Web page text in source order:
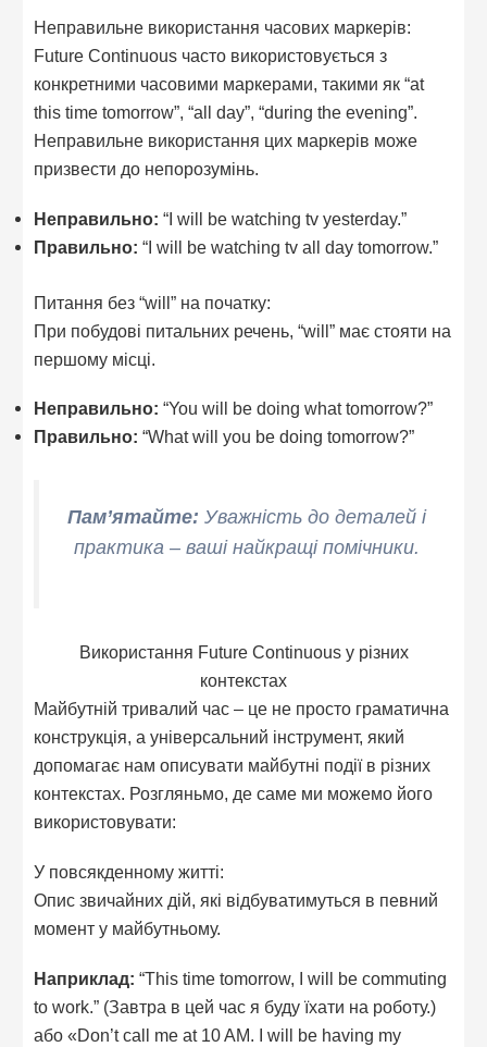
Неправильне використання часових маркерів:
Future Continuous часто використовується з
конкретними часовими маркерами, такими як “at
this time tomorrow”, “all day”, “during the evening”.
Неправильне використання цих маркерів може
призвести до непорозумінь.
Неправильно: “I will be watching tv yesterday.”
Правильно: “I will be watching tv all day tomorrow.”
Питання без “will” на початку:
При побудові питальних речень, “will” має стояти на
першому місці.
Неправильно: “You will be doing what tomorrow?”
Правильно: “What will you be doing tomorrow?”
Пам’ятайте: Уважність до деталей і
практика – ваші найкращі помічники.
Використання Future Continuous у різних
контекстах
Майбутній тривалий час – це не просто граматична
конструкція, а універсальний інструмент, який
допомагає нам описувати майбутні події в різних
контекстах. Розгляньмо, де саме ми можемо його
використовувати:
У повсякденному житті:
Опис звичайних дій, які відбуватимуться в певний
момент у майбутньому.
Наприклад: “This time tomorrow, I will be commuting
to work.” (Завтра в цей час я буду їхати на роботу.)
або «Don’t call me at 10 AM. I will be having my